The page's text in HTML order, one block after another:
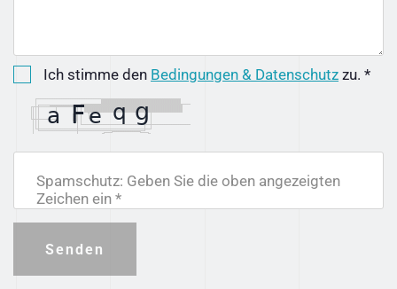
Ich stimme den Bedingungen & Datenschutz zu. *
Spamschutz: Geben Sie die oben angezeigten
Zeichen ein *
Senden